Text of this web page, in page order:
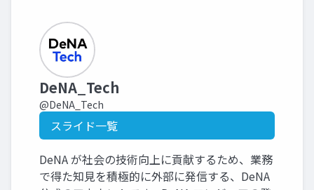
DeNA_Tech
@DeNA_Tech
スライド一覧
DeNA が社会の技術向上に貢献するため、業務
で得た知見を積極的に外部に発信する、DeNA